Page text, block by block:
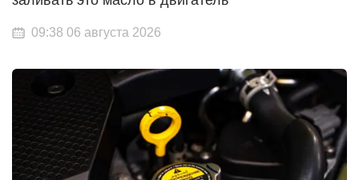
09:38 06 августа 2026